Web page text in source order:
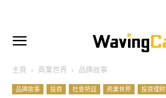
主頁 商業世界 品牌故事
品牌故事 投資 社會熱話 商業世界 投資理財